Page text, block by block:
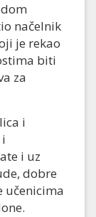
načelnik
je rekao
biti
za
i
i uz
dobre
učenicima